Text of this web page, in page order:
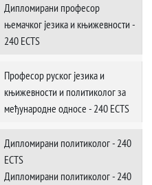
Дипломирани професор
њемачког језика и књижевности -
240 ECTS
Професор руског језика и
књижевности и политиколог за
међународне односе - 240 ECTS
Дипломирани политиколог - 240
ECTS
Дипломирани политиколог - 240